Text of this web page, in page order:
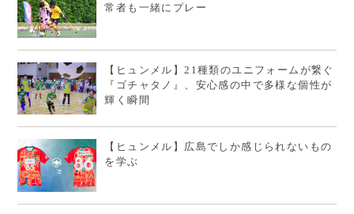
常者も一緒にプレー
【ヒュンメル】21種類のユニフォームが繋ぐ
『ゴチャタノ』、安心感の中で多様な個性が
輝く瞬間
【ヒュンメル】広島でしか感じられないもの
を学ぶ